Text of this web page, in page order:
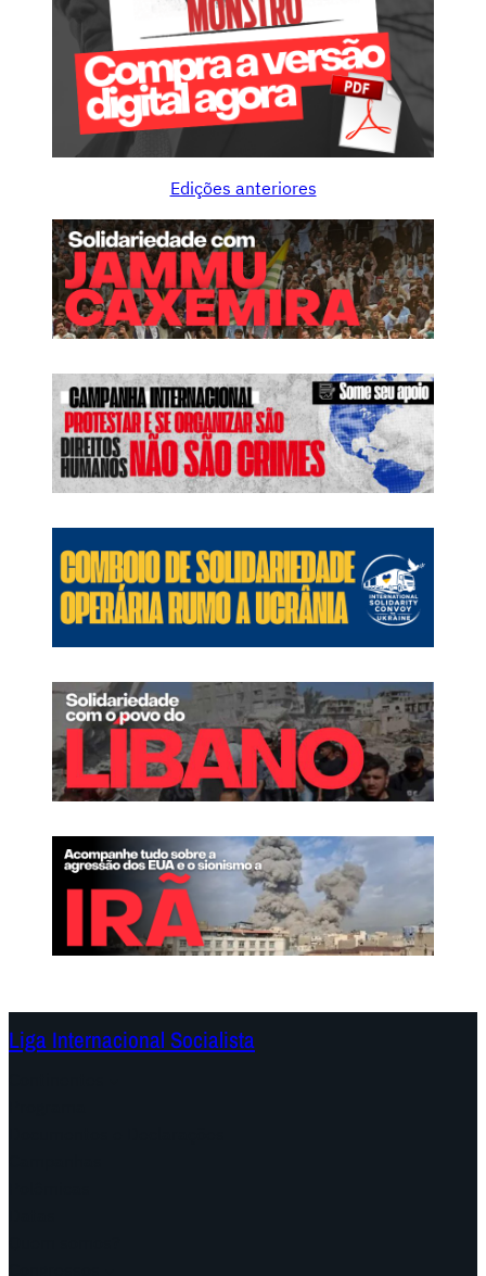
Edições anteriores
Liga Internacional Socialista